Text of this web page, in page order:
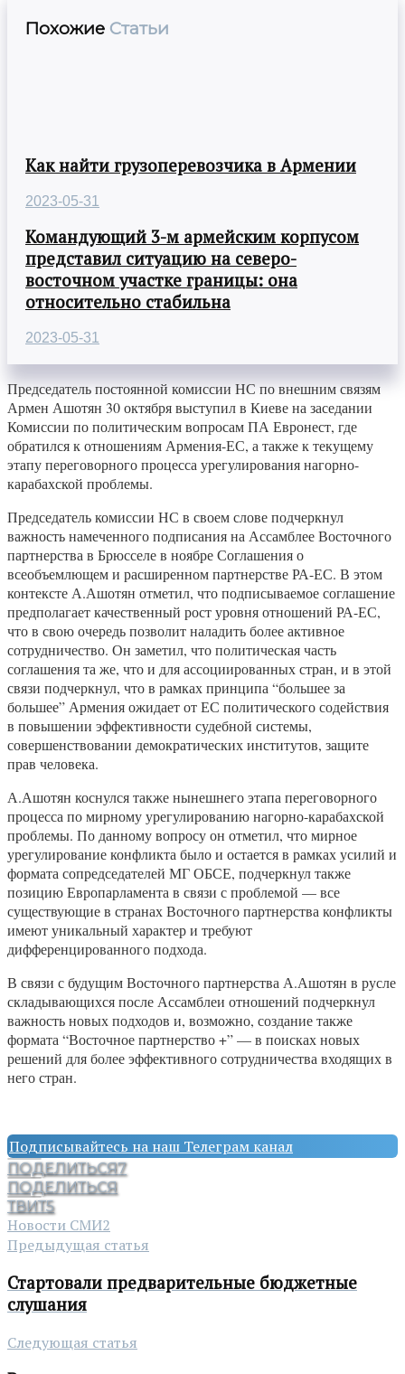
Похожие Статьи
Как найти грузоперевозчика в Армении
2023-05-31
Командующий 3-м армейским корпусом
представил ситуацию на северо-
восточном участке границы: она
относительно стабильна
2023-05-31
Председатель постоянной комиссии НС по внешним связям
Армен Ашотян 30 октября выступил в Киеве на заседании
Комиссии по политическим вопросам ПА Евронест, где
обратился к отношениям Армения-ЕС, а также к текущему
этапу переговорного процесса урегулирования нагорно-
карабахской проблемы.
Председатель комиссии НС в своем слове подчеркнул
важность намеченного подписания на Ассамблее Восточного
партнерства в Брюсселе в ноябре Соглашения о
всеобъемлющем и расширенном партнерстве РА-ЕС. В этом
контексте А.Ашотян отметил, что подписываемое соглашение
предполагает качественный рост уровня отношений РА-ЕС,
что в свою очередь позволит наладить более активное
сотрудничество. Он заметил, что политическая часть
соглашения та же, что и для ассоциированных стран, и в этой
связи подчеркнул, что в рамках принципа “большее за
большее” Армения ожидает от ЕС политического содействия
в повышении эффективности судебной системы,
совершенствовании демократических институтов, защите
прав человека.
А.Ашотян коснулся также нынешнего этапа переговорного
процесса по мирному урегулированию нагорно-карабахской
проблемы. По данному вопросу он отметил, что мирное
урегулирование конфликта было и остается в рамках усилий и
формата сопредседателей МГ ОБСЕ, подчеркнул также
позицию Европарламента в связи с проблемой — все
существующие в странах Восточного партнерства конфликты
имеют уникальный характер и требуют
дифференцированного подхода.
В связи с будущим Восточного партнерства А.Ашотян в русле
складывающихся после Ассамблеи отношений подчеркнул
важность новых подходов и, возможно, создание также
формата “Восточное партнерство +” — в поисках новых
решений для более эффективного сотрудничества входящих в
него стран.
Подписывайтесь на наш Телеграм канал
ПОДЕЛИТЬСЯ7
ПОДЕЛИТЬСЯ
ТВИТ5
Новости СМИ2
Предыдущая статья
Стартовали предварительные бюджетные
слушания
Следующая статья